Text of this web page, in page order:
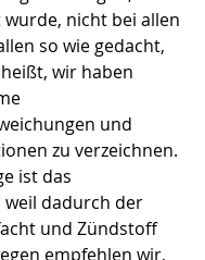
wurde, nicht bei allen
so wie gedacht,
wir haben
und
zu verzeichnen.
ist das
dadurch der
und Zündstoff
empfehlen wir,